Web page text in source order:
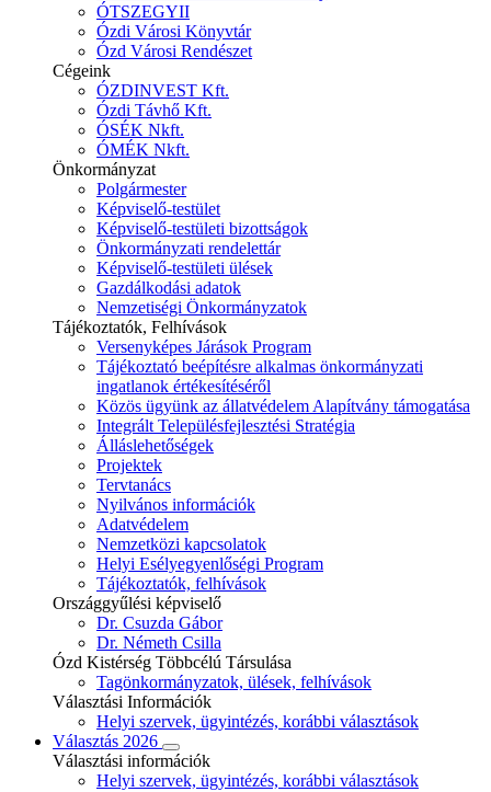
ÓTSZEGYII
Ózdi Városi Könyvtár
Ózd Városi Rendészet
Cégeink
ÓZDINVEST Kft.
Ózdi Távhő Kft.
ÓSÉK Nkft.
ÓMÉK Nkft.
Önkormányzat
Polgármester
Képviselő-testület
Képviselő-testületi bizottságok
Önkormányzati rendelettár
Képviselő-testületi ülések
Gazdálkodási adatok
Nemzetiségi Önkormányzatok
Tájékoztatók, Felhívások
Versenyképes Járások Program
Tájékoztató beépítésre alkalmas önkormányzati
ingatlanok értékesítéséről
Közös ügyünk az állatvédelem Alapítvány támogatása
Integrált Településfejlesztési Stratégia
Álláslehetőségek
Projektek
Tervtanács
Nyilvános információk
Adatvédelem
Nemzetközi kapcsolatok
Helyi Esélyegyenlőségi Program
Tájékoztatók, felhívások
Országgyűlési képviselő
Dr. Csuzda Gábor
Dr. Németh Csilla
Ózd Kistérség Többcélú Társulása
Tagönkormányzatok, ülések, felhívások
Választási Információk
Helyi szervek, ügyintézés, korábbi választások
Választás 2026
Választási információk
Helyi szervek, ügyintézés, korábbi választások